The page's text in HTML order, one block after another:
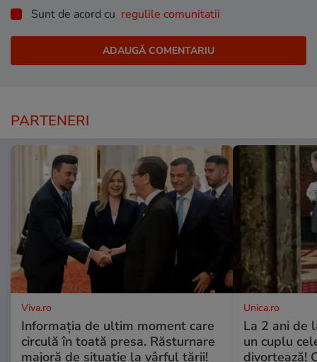
Sunt de acord cu regulile comunitatii
PARTENERI
Viva.ro
Informația de ultim moment care
circulă în toată presa. Răsturnare
majoră de situație la vârful țării!
Unica.ro
La 2 ani de
un cuplu
divorțează!